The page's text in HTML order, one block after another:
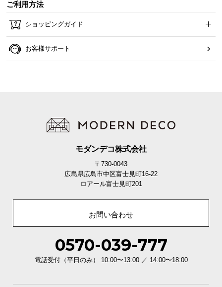
ご利用方法
ショッピングガイド
お客様サポート
モダンデコ株式会社
〒730-0043
広島県広島市中区富士見町16-22
ロアール富士見町201
お問い合わせ
0570-039-777
電話受付（平日のみ） 10:00〜13:00 ／ 14:00〜18:00